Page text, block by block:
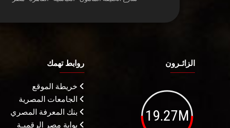
الزائـرون
19.27M
روابط تهمك
خريطة الموقع
الجامعات المصرية
بنك المعرفة المصري
بوابة مصر الرقميـة